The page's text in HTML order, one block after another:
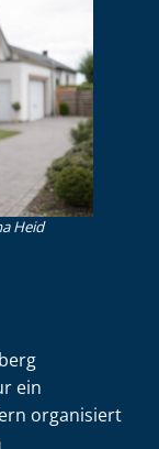
Heid
ein
organisiert